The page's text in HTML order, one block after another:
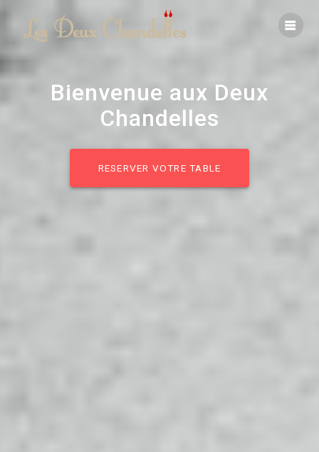
to
content
Bienvenue aux Deux
Chandelles
RESERVER VOTRE TABLE